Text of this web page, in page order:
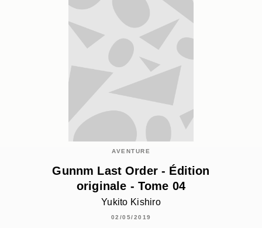
AVENTURE
Gunnm Last Order - Édition
originale - Tome 04
Yukito Kishiro
02/05/2019